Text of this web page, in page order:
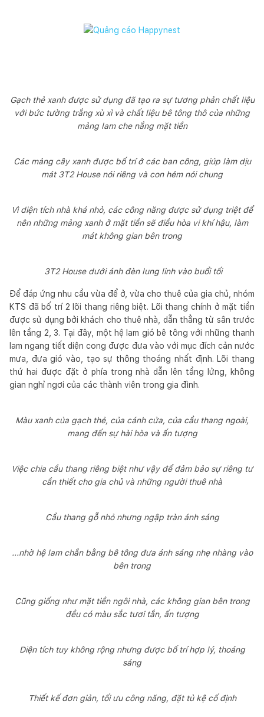
Gạch thẻ xanh được sử dụng đã tạo ra sự tương phản chất liệu
với bức tường trắng xù xì và chất liệu bê tông thô của những
mảng lam che nắng mặt tiền
Các mảng cây xanh được bố trí ở các ban công, giúp làm dịu
mát 3T2 House nói riêng và con hẻm nói chung
Vì diện tích nhà khá nhỏ, các công năng được sử dụng triệt để
nên những mảng xanh ở mặt tiền sẽ điều hòa vi khí hậu, làm
mát không gian bên trong
3T2 House dưới ánh đèn lung linh vào buổi tối
Để đáp ứng nhu cầu vừa để ở, vừa cho thuê của gia chủ, nhóm
KTS đã bố trí 2 lõi thang riêng biệt. Lõi thang chính ở mặt tiền
được sử dụng bởi khách cho thuê nhà, dẫn thẳng từ sân trước
lên tầng 2, 3. Tại đây, một hệ lam gió bê tông với những thanh
lam ngang tiết diện cong được đưa vào với mục đích cản nước
mưa, đưa gió vào, tạo sự thông thoáng nhất định. Lõi thang
thứ hai được đặt ở phía trong nhà dẫn lên tầng lửng, không
gian nghỉ ngơi của các thành viên trong gia đình.
Màu xanh của gạch thẻ, của cánh cửa, của cầu thang ngoài,
mang đến sự hài hòa và ấn tượng
Việc chia cầu thang riêng biệt như vậy để đảm bảo sự riêng tư
cần thiết cho gia chủ và những người thuê nhà
Cầu thang gỗ nhỏ nhưng ngập tràn ánh sáng
...nhờ hệ lam chắn bằng bê tông đưa ánh sáng nhẹ nhàng vào
bên trong
Cũng giống như mặt tiền ngôi nhà, các không gian bên trong
đều có màu sắc tươi tắn, ấn tượng
Diện tích tuy không rộng nhưng được bố trí hợp lý, thoáng
sáng
Thiết kế đơn giản, tối ưu công năng, đặt tủ kệ cố định